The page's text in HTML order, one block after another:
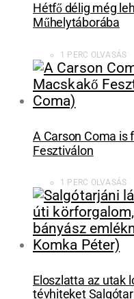
Hétfő délig még
Műhelytáborába
1 PERC OLVASÁS
A Carson Coma is
Fesztiválon
1 PERC OLVASÁS
Eloszlatta az utak
tévhiteket